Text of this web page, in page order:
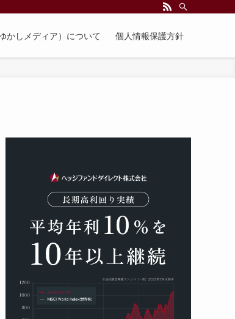
かしメディア）について 個人情報保護方針